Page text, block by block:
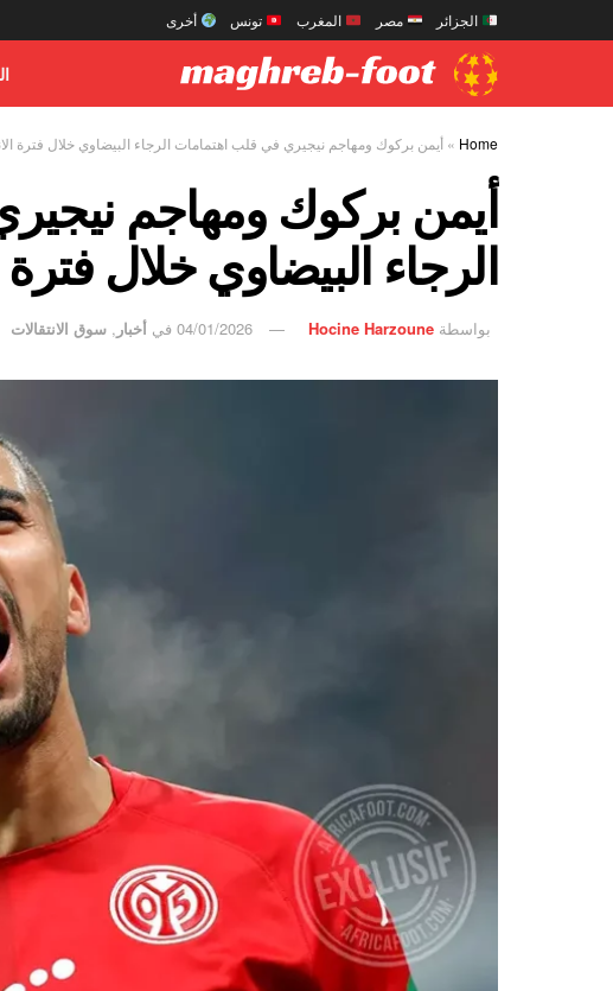
الجزائر مصر المغرب تونس أخرى
Home
» أيمن بركوك ومهاجم نيجيري في قلب اهتمامات الرجاء البيضاوي خلال فترة
أيمن بركوك ومهاجم
الرجاء البيضاوي خلال فترة
بواسطة Hocine Harzoune
04/01/2026 في أخبار , سوق الانتقالات